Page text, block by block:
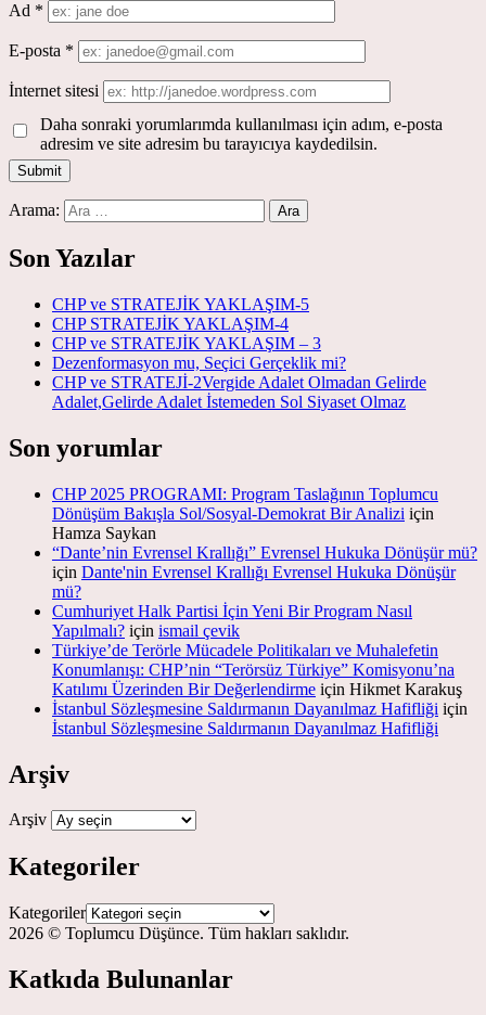
Ad *
E-posta *
İnternet sitesi
Daha sonraki yorumlarımda kullanılması için adım, e-posta
adresim ve site adresim bu tarayıcıya kaydedilsin.
Arama:
Son Yazılar
CHP ve STRATEJİK YAKLAŞIM-5
CHP STRATEJİK YAKLAŞIM-4
CHP ve STRATEJİK YAKLAŞIM – 3
Dezenformasyon mu, Seçici Gerçeklik mi?
CHP ve STRATEJİ-2Vergide Adalet Olmadan Gelirde
Adalet,Gelirde Adalet İstemeden Sol Siyaset Olmaz
Son yorumlar
CHP 2025 PROGRAMI: Program Taslağının Toplumcu
Dönüşüm Bakışla Sol/Sosyal-Demokrat Bir Analizi için
Hamza Saykan
“Dante’nin Evrensel Krallığı” Evrensel Hukuka Dönüşür mü?
için Dante'nin Evrensel Krallığı Evrensel Hukuka Dönüşür
mü?
Cumhuriyet Halk Partisi İçin Yeni Bir Program Nasıl
Yapılmalı? için ismail çevik
Türkiye’de Terörle Mücadele Politikaları ve Muhalefetin
Konumlanışı: CHP’nin “Terörsüz Türkiye” Komisyonu’na
Katılımı Üzerinden Bir Değerlendirme için Hikmet Karakuş
İstanbul Sözleşmesine Saldırmanın Dayanılmaz Hafifliği için
İstanbul Sözleşmesine Saldırmanın Dayanılmaz Hafifliği
Arşiv
Arşiv
Kategoriler
Kategoriler
2026 © Toplumcu Düşünce. Tüm hakları saklıdır.
Katkıda Bulunanlar